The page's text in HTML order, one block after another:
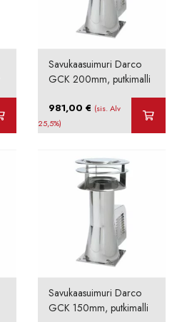
Savukaasuimuri Darco
GCK 200mm, putkimalli
981,00€ (sis. Alv
25,5%)
Savukaasuimuri Darco
GCK 150mm, putkimalli